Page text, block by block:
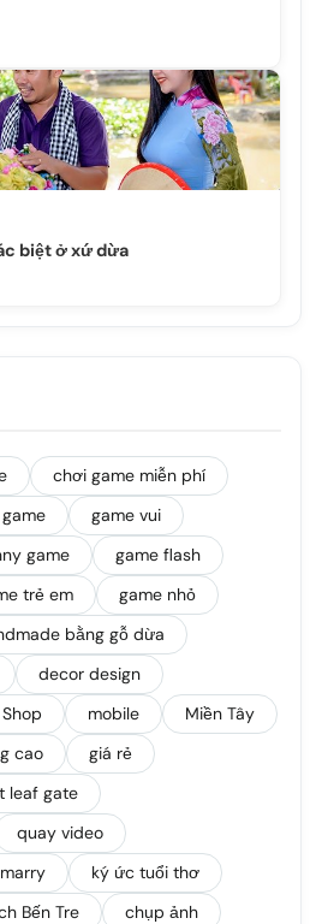
biệt ở xứ dừa
chơi game miễn phí
game vui
game
game flash
trẻ em
game nhỏ
bằng gỗ dừa
decor design
mobile
Miền Tây
cao
giá rẻ
leaf gate
quay video
marry
ký ức tuổi thơ
Bến Tre chụp ảnh